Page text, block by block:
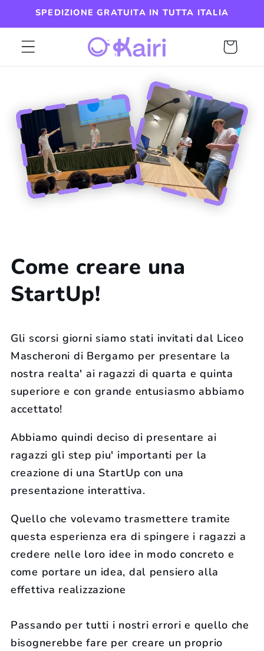
direttamente
ai contenuti
SPEDIZIONE GRATUITA IN TUTTA ITALIA
CARRELLO
Come creare una
StartUp!
Gli scorsi giorni siamo stati invitati dal Liceo
Mascheroni di Bergamo per presentare la
nostra realta' ai ragazzi di quarta e quinta
superiore e con grande entusiasmo abbiamo
accettato!
Abbiamo quindi deciso di presentare ai
ragazzi gli step piu' importanti per la
creazione di una StartUp con una
presentazione interattiva.
Quello che volevamo trasmettere tramite
questa esperienza era di spingere i ragazzi a
credere nelle loro idee in modo concreto e
come portare un idea, dal pensiero alla
effettiva realizzazione
Passando per tutti i nostri errori e quello che
bisognerebbe fare per creare un proprio